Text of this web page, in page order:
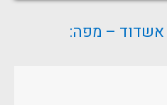
אשדוד – מפה: